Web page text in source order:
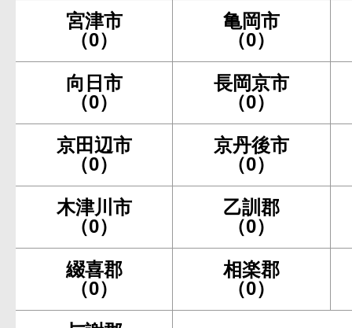
宮津市
（0）
亀岡市
（0）
向日市
（0）
長岡京市
（0）
京田辺市
（0）
京丹後市
（0）
木津川市
（0）
乙訓郡
（0）
綴喜郡
（0）
相楽郡
（0）